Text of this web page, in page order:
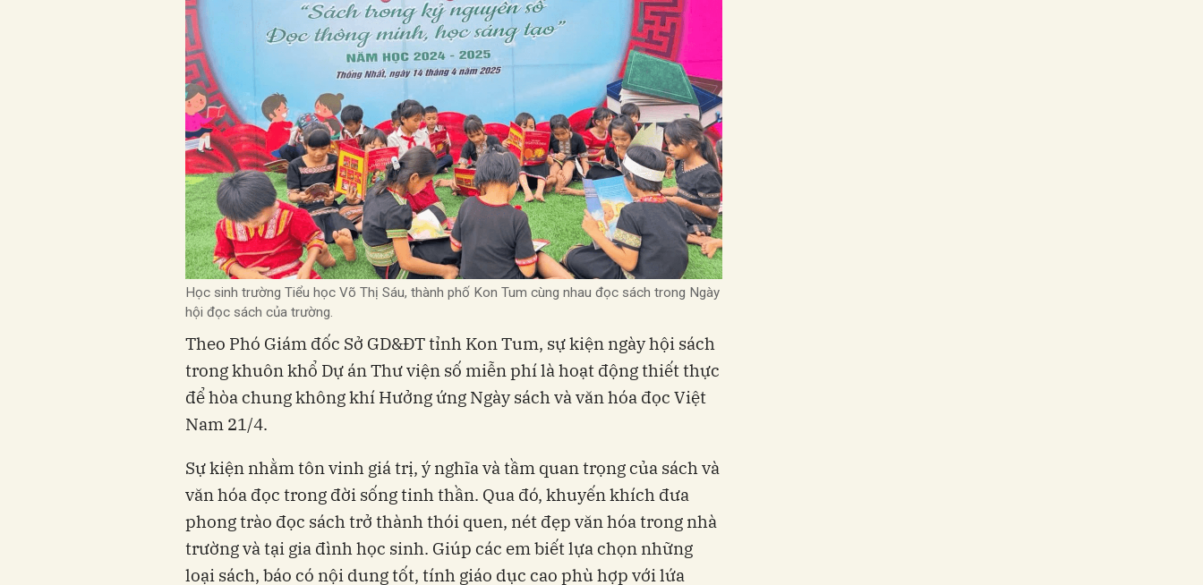
Học sinh trường Tiểu học Võ Thị Sáu, thành phố Kon Tum cùng nhau đọc sách trong Ngày
hội đọc sách của trường.
Theo Phó Giám đốc Sở GD&ĐT tỉnh Kon Tum, sự kiện ngày hội sách
trong khuôn khổ Dự án Thư viện số miễn phí là hoạt động thiết thực
để hòa chung không khí Hưởng ứng Ngày sách và văn hóa đọc Việt
Nam 21/4.
Sự kiện nhằm tôn vinh giá trị, ý nghĩa và tầm quan trọng của sách và
văn hóa đọc trong đời sống tinh thần. Qua đó, khuyến khích đưa
phong trào đọc sách trở thành thói quen, nét đẹp văn hóa trong nhà
trường và tại gia đình học sinh. Giúp các em biết lựa chọn những
loại sách, báo có nội dung tốt, tính giáo dục cao phù hợp với lứa